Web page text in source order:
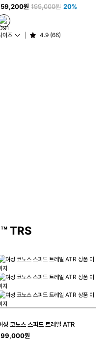
원 199,000원 20%
이즈 4.9 (66)
TRS
성 코노스 스피드 트레일 ATR
원